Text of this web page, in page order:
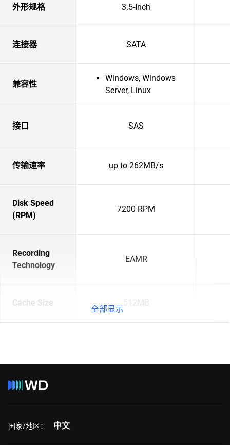
外形规格 3.5-Inch
连接器 SATA
兼容性
Windows, Windows
Server, Linux
接口 SAS
传输速率 up to 262MB/s
Disk Speed
(RPM)
7200 RPM
Recording
Technology
EAMR
Cache Size 512MB
全部显示
国家/地区： 中文